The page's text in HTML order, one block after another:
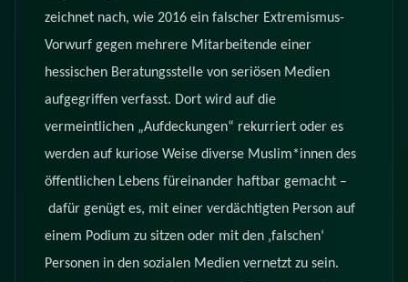
zeichnet nach, wie 2016 ein falscher Extremismus-
Vorwurf gegen mehrere Mitarbeitende einer
hessischen Beratungsstelle von seriösen Medien
aufgegriffen verfasst. Dort wird auf die
vermeintlichen „Aufdeckungen“ rekurriert oder es
werden auf kuriose Weise diverse Muslim*innen des
öffentlichen Lebens füreinander haftbar gemacht –
dafür genügt es, mit einer verdächtigten Person auf
einem Podium zu sitzen oder mit den ‚falschen‘
Personen in den sozialen Medien vernetzt zu sein.